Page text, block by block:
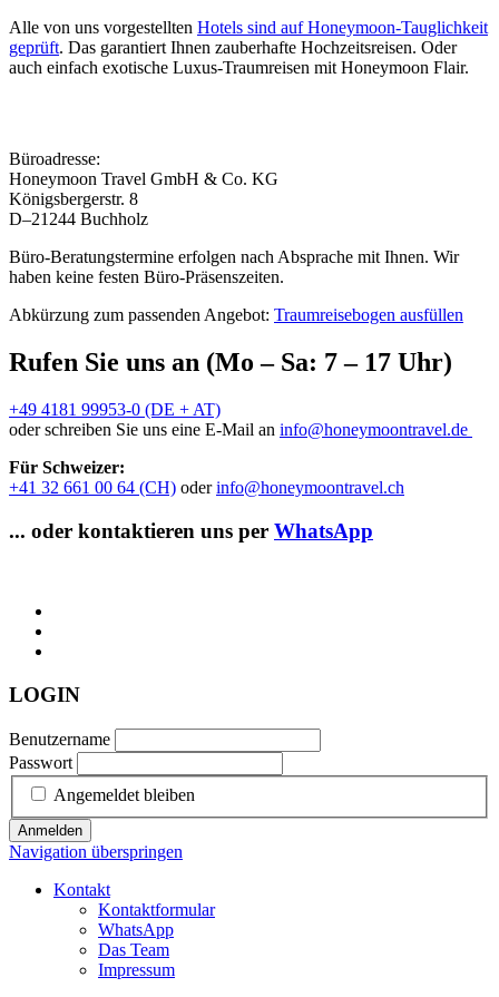
Alle von uns vorgestellten Hotels sind auf Honeymoon-Tauglichkeit
geprüft. Das garantiert Ihnen zauberhafte Hochzeitsreisen. Oder
auch einfach exotische Luxus-Traumreisen mit Honeymoon Flair.
Büroadresse:
Honeymoon Travel GmbH & Co. KG
Königsbergerstr. 8
D–21244 Buchholz
Büro-Beratungstermine erfolgen nach Absprache mit Ihnen. Wir
haben keine festen Büro-Präsenszeiten.
Abkürzung zum passenden Angebot: Traumreisebogen ausfüllen
Rufen Sie uns an (Mo – Sa: 7 – 17 Uhr)
+49 4181 99953-0 (DE + AT)
oder schreiben Sie uns eine E-Mail an info@honeymoontravel.de
Für Schweizer:
+41 32 661 00 64 (CH) oderinfo@honeymoontravel.ch
... oder kontaktieren uns per WhatsApp
LOGIN
Benutzername
Passwort
Angemeldet bleiben
Anmelden
Navigation überspringen
Kontakt
Kontaktformular
WhatsApp
Das Team
Impressum